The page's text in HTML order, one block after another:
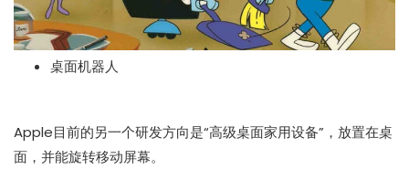
桌面机器人
Apple目前的另一个研发方向是“高级桌面家用设备”，放置在桌
面，并能旋转移动屏幕。